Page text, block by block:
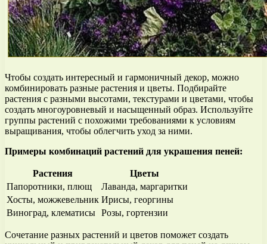
Чтобы создать интересный и гармоничный декор, можно
комбинировать разные растения и цветы. Подбирайте
растения с разными высотами, текстурами и цветами, чтобы
создать многоуровневый и насыщенный образ. Используйте
группы растений с похожими требованиями к условиям
выращивания, чтобы облегчить уход за ними.
Примеры комбинаций растений для украшения пеней:
Растения
Цветы
Папоротники, плющ
Лаванда, маргаритки
Хосты, можжевельник Ирисы, георгины
Виноград, клематисы Розы, гортензии
Сочетание разных растений и цветов поможет создать